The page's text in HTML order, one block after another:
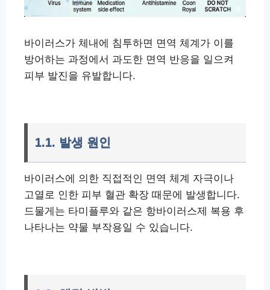
바이러스가 체내에 침투하면 면역 체계가 이를
방어하는 과정에서 과도한 면역 반응을 일으켜
피부 발진을 유발합니다.
1.1. 발생 원인
바이러스에 의한 직접적인 면역 체계 자극이나
고열로 인한 피부 혈관 확장 때문에 발생합니다.
드물게는 타미플루와 같은 항바이러스제 복용 후
나타나는 약물 부작용일 수 있습니다.